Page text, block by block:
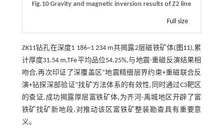
Fig.10 Gravity and magnetic inversion results of Z2 line
Full size
ZK11钻孔在深度1 186~1 234 m共揭露2层磁铁矿体( 图11),累
计厚度31.54 m,TFe平均品位54.25%,与地震-重磁反演结果相
吻合,再次印证了深覆盖区“地震精细层界约束+重磁联合反
演+钻探深部验证”找矿方法体系的有效性,同时通过C3靶区
的查证,成功揭露厚层富铁矿体,为齐河-禹城地区开辟了富
铁矿找矿新地段,对推动该区富铁矿整装勘查具有重要意
义。